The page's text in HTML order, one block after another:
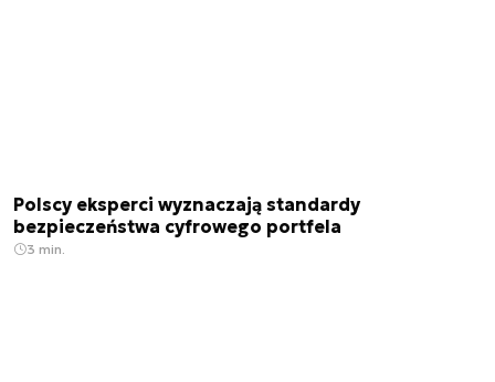
Polscy eksperci wyznaczają standardy
bezpieczeństwa cyfrowego portfela
3 min.